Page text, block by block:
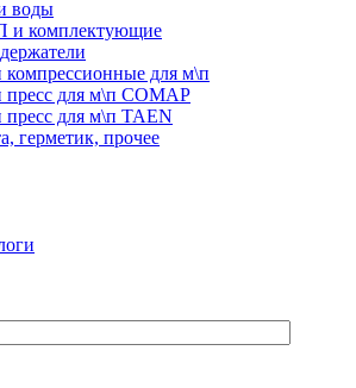
воды
и комплектующие
для м\п
для м\п COMAP
для м\п TAEN
герметик, прочее